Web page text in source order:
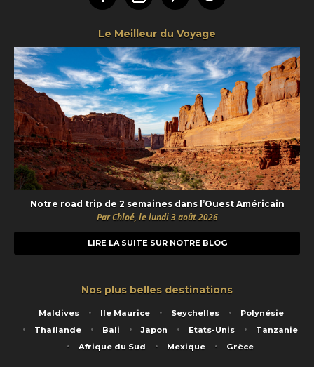
Le Meilleur du Voyage
Notre road trip de 2 semaines dans l’Ouest Américain
Par Chloé, le lundi 3 août 2026
LIRE LA SUITE SUR NOTRE BLOG
Nos plus belles destinations
Maldives Ile Maurice Seychelles
Polynésie
Thaïlande
Bali Japon Etats-Unis
Tanzanie
Afrique du Sud
Mexique Grèce